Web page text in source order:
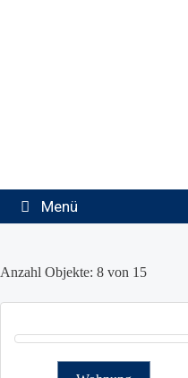
Menü
Anzahl Objekte: 8 von 15